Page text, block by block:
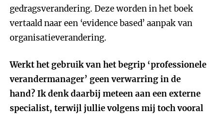
gedragsverandering. Deze worden in het boek
vertaald naar een ‘evidence based’ aanpak van
organisatieverandering.
Werkt het gebruik van het begrip ‘professionele
verandermanager’ geen verwarring in de
hand? Ik denk daarbij meteen aan een externe
specialist, terwijl jullie volgens mij toch vooral